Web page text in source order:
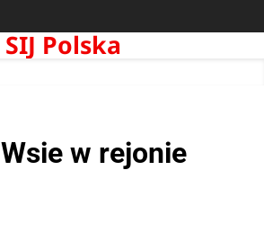
SIJ Polska
Wsie w rejonie